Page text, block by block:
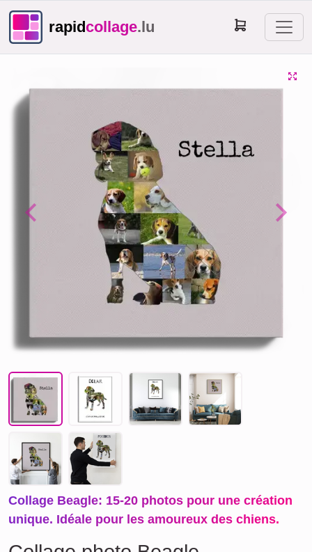
rapidcollage.lu
Previous Next
Collage Beagle: 15-20 photos pour une création
unique. Idéale pour les amoureux des chiens.